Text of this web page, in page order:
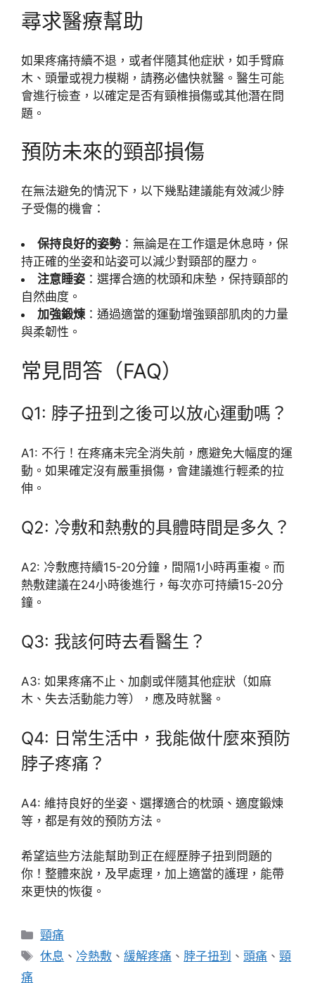
尋求醫療幫助
如果疼痛持續不退，或者伴隨其他症狀，如手臂麻
木、頭暈或視力模糊，請務必儘快就醫。醫生可能
會進行檢查，以確定是否有頸椎損傷或其他潛在問
題。
預防未來的頸部損傷
在無法避免的情況下，以下幾點建議能有效減少脖
子受傷的機會：
保持良好的姿勢：無論是在工作還是休息時，保
持正確的坐姿和站姿可以減少對頸部的壓力。
注意睡姿 ：選擇合適的枕頭和床墊，保持頸部的
自然曲度。
加強鍛煉：通過適當的運動增強頸部肌肉的力量
與柔韌性。
常見問答（FAQ）
Q1: 脖子扭到之後可以放心運動嗎？
A1: 不行！在疼痛未完全消失前，應避免大幅度的運
動。如果確定沒有嚴重損傷，會建議進行輕柔的拉
伸。
Q2: 冷敷和熱敷的具體時間是多久？
A2: 冷敷應持續15-20分鐘，間隔1小時再重複。而
熱敷建議在24小時後進行，每次亦可持續15-20分
鐘。
Q3: 我該何時去看醫生？
A3: 如果疼痛不止、加劇或伴隨其他症狀（如麻
木、失去活動能力等），應及時就醫。
Q4: 日常生活中，我能做什麼來預防
脖子疼痛？
A4: 維持良好的坐姿、選擇適合的枕頭、適度鍛煉
等，都是有效的預防方法。
希望這些方法能幫助到正在經歷脖子扭到問題的
你！整體來說，及早處理，加上適當的護理，能帶
來更快的恢復。
分
類
頸痛
標
休息 、 冷熱敷 、緩解疼痛 、 脖子扭到 、頭痛 、頸
痛